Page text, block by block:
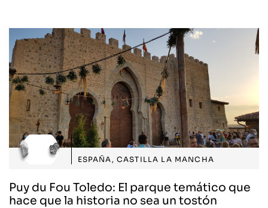
ESPAÑA , CASTILLA LA MANCHA
Puy du Fou Toledo: El parque temático que
hace que la historia no sea un tostón